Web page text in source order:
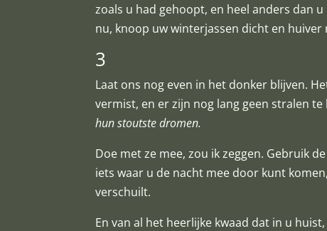
zoals u had gehoopt, en heel anders dan
nu, knoop uw winterjassen dicht en huiver
3
Laat ons nog even in het donker blijven.
vermist, en er zijn nog lang geen stralen
hun stoutste dromen.
Doe met ze mee, zou ik zeggen. Gebruik
iets waar u de nacht mee door kunt
verschuilt.
En van al het heerlijke kwaad dat in u